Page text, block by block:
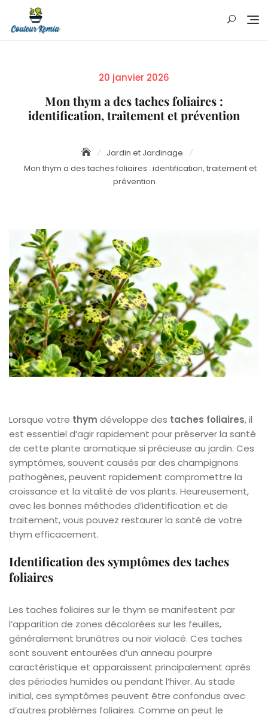
content
Posted
20 janvier 2026
Mon thym a des taches foliaires :
identification, traitement et prévention
Jardin et Jardinage
Mon thym a des taches foliaires : identification, traitement et
prévention
Lorsque votre thym développe des taches foliaires, il
est essentiel d’agir rapidement pour préserver la santé
de cette plante aromatique si précieuse au jardin. Ces
symptômes, souvent causés par des champignons
pathogènes, peuvent rapidement compromettre la
croissance et la vitalité de vos plants. Heureusement,
avec les bonnes méthodes d’identification et de
traitement, vous pouvez restaurer la santé de votre
thym efficacement.
Identification des symptômes des taches
foliaires
Les taches foliaires sur le thym se manifestent par
l’apparition de zones décolorées sur les feuilles,
généralement brunâtres ou noir violacé. Ces taches
sont souvent entourées d’un anneau pourpre
caractéristique et apparaissent principalement après
des périodes humides ou pendant l’hiver. Au stade
initial, ces symptômes peuvent être confondus avec
d’autres problèmes foliaires. Comme on peut le